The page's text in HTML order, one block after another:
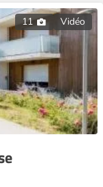
11 Vidéo